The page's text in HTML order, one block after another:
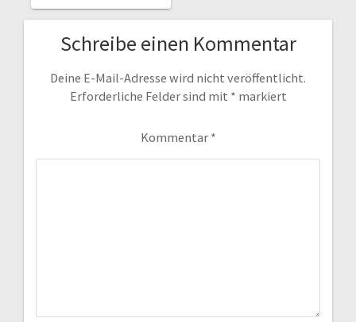
Schreibe einen Kommentar
Deine E-Mail-Adresse wird nicht veröffentlicht.
Erforderliche Felder sind mit * markiert
Kommentar *